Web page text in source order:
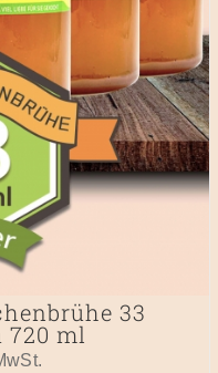
33
720 ml